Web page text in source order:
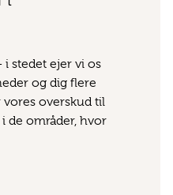
stedet ejer vi os
og dig flere
vores overskud til
de områder, hvor